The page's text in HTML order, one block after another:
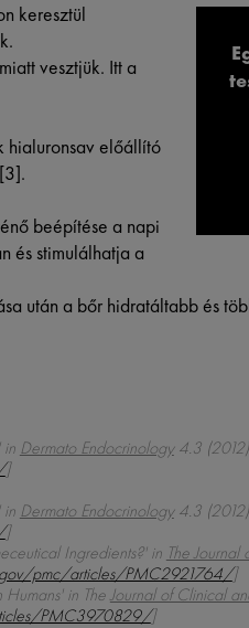
keresztül
vesztjük. Itt a
hialuronsav előállító
beépítése a napi
és stimulálhatja a
után a bőr hidratáltabb és
in Dermato Endocrinology4.3
]
in Dermato Endocrinology4.3
]
Ingredients?' in The
pmc/articles/PMC2921764/]
in TheJournal of Clinical
PMC3970829/]